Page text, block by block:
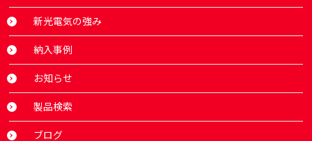
新光電気の強み
納入事例
お知らせ
製品検索
ブログ